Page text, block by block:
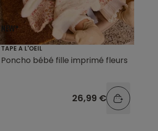
TAPE A L'OEIL
Poncho bébé fille imprimé fleurs
26,99 €